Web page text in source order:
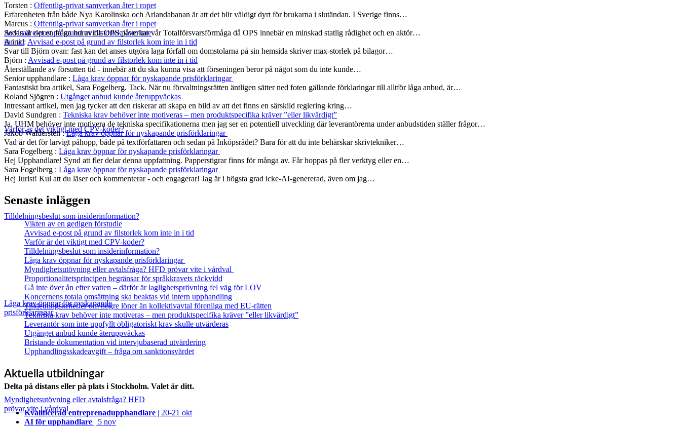
Avvisad e-post på grund av filstorlek kom inte
in i tid
Varför är det viktigt med CPV-koder?
Tilldelningsbeslut som insiderinformation?
Låga krav öppnar för nyskapande
prisförklaringar
Myndighetsutövning eller avtalsfråga? HFD
prövar vite i vårdval
Torsten : Offentlig-privat samverkan åter i ropet
Erfarenheten från både Nya Karolinska och Arlandabanan är att det blir väldigt dyrt för brukarna i slutändan. I Sverige finns…
Marcus : Offentlig-privat samverkan åter i ropet
Sedan är det en fråga huruvida OPS påverkar vår Totalförsvarsförmåga då OPS innebär en minskad statlig rådighet och en aktör…
Anna: Avvisad e-post på grund av filstorlek kom inte in i tid
Svar till Björn ovan: fast kan det anses utgöra laga förfall om domstolarna på sin hemsida skriver max-storlek på bilagor…
Björn : Avvisad e-post på grund av filstorlek kom inte in i tid
Återställande av försutten tid - innebär att du ska kunna visa att förseningen beror på något som du inte kunde…
Senior upphandlare : Låga krav öppnar för nyskapande prisförklaringar
Fantastiskt bra artikel, Sara Fogelberg. Tack. När nu förvaltningsrätten äntligen sätter ned foten gällande förklaringar till alltför låga anbud, är…
Roland Sjögren : Utgånget anbud kunde återuppväckas
Intressant artikel, men jag tycker att den riskerar att skapa en bild av att det finns en särskild reglering kring…
David Sundgren : Tekniska krav behöver inte motiveras – men produktspecifika kräver ”eller likvärdigt”
Ja, UHM behöver inte motivera de tekniska specifikationerna men jag ser en potentiell utveckling där leverantörerna under anbudstiden ställer frågor…
Jakob Waldersten:Låga krav öppnar för nyskapande prisförklaringar
Vad är det för larvigt påhopp, både på textförfattaren och sedan på Inköpsrådet? Bara för att du inte behärskar skrivtekniker…
Sara Fogelberg : Låga krav öppnar för nyskapande prisförklaringar
Hej Upphandlare! Synd att fler delar denna uppfattning. Papperstigrar finns för många av. Får hoppas på fler verktyg eller en…
Sara Fogelberg : Låga krav öppnar för nyskapande prisförklaringar
Hej Jurist! Kul att du läser och kommenterar - och engagerar! Jag är i högsta grad icke-AI-genererad, även om jag…
Senaste inläggen
Vikten av en gedigen förstudie
Avvisad e-post på grund av filstorlek kom inte in i tid
Varför är det viktigt med CPV-koder?
Tilldelningsbeslut som insiderinformation?
Låga krav öppnar för nyskapande prisförklaringar
Myndighetsutövning eller avtalsfråga? HFD prövar vite i vårdval
Proportionalitetsprincipen begränsar för språkkravets räckvidd
Gå inte över ån efter vatten – därför är laglighetsprövning fel väg för LOV
Koncernens totala omsättning ska beaktas vid intern upphandling
Tilldelningskriterier om högre löner än kollektivavtal förenliga med EU‑rätten
Tekniska krav behöver inte motiveras – men produktspecifika kräver ”eller likvärdigt”
Leverantör som inte uppfyllt obligatoriskt krav skulle utvärderas
Utgånget anbud kunde återuppväckas
Bristande dokumentation vid intervjubaserad utvärdering
Upphandlingsskadeavgift – fråga om sanktionsvärdet
Aktuella utbildningar
Delta på distans eller på plats i Stockholm. Valet är ditt.
Kvalificerad entreprenad­upphandlare | 20-21 okt
AI för upphandlare | 5 nov